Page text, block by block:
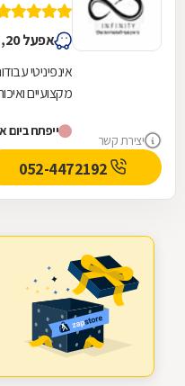
יצירת קשר
אפעל 20, פתח תקווה
אינפיניטי
מקצועיים
ייפתח ביום א'